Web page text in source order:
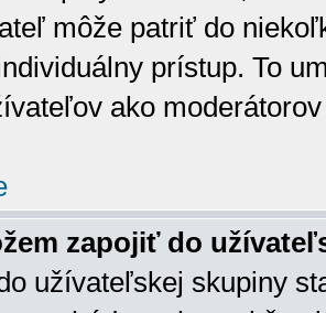
môže patriť do
prístup. To
ako
zapojiť do
užívateľskej skupiny